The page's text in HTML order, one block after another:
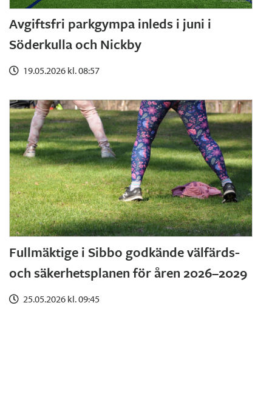
Avgiftsfri parkgympa inleds i juni i
Söderkulla och Nickby
19.05.2026 kl. 08:57
Fullmäktige i Sibbo godkände välfärds-
och säkerhetsplanen för åren 2026–2029
25.05.2026 kl. 09:45